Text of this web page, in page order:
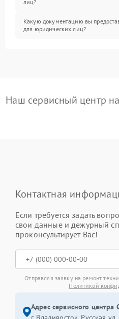
лиц?
Какую документацию вы
для юридических лиц?
Наш сервисный центр
Контактная
Если требуется задать
свои данные и дежурный
проконсультирует Вас!
Отправляя заявку на ремонт
Политикой
Адрес сервисного центра